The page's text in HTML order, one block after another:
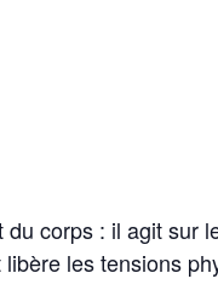
corps : il agit sur
les tensions